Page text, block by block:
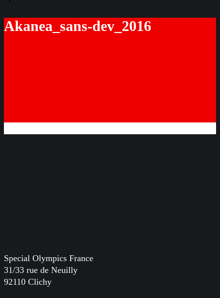
Akanea_sans-dev_2016
Special Olympics France
31/33 rue de Neuilly
92110 Clichy